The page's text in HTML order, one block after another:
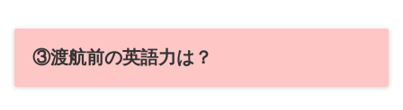
③渡航前の英語力は？